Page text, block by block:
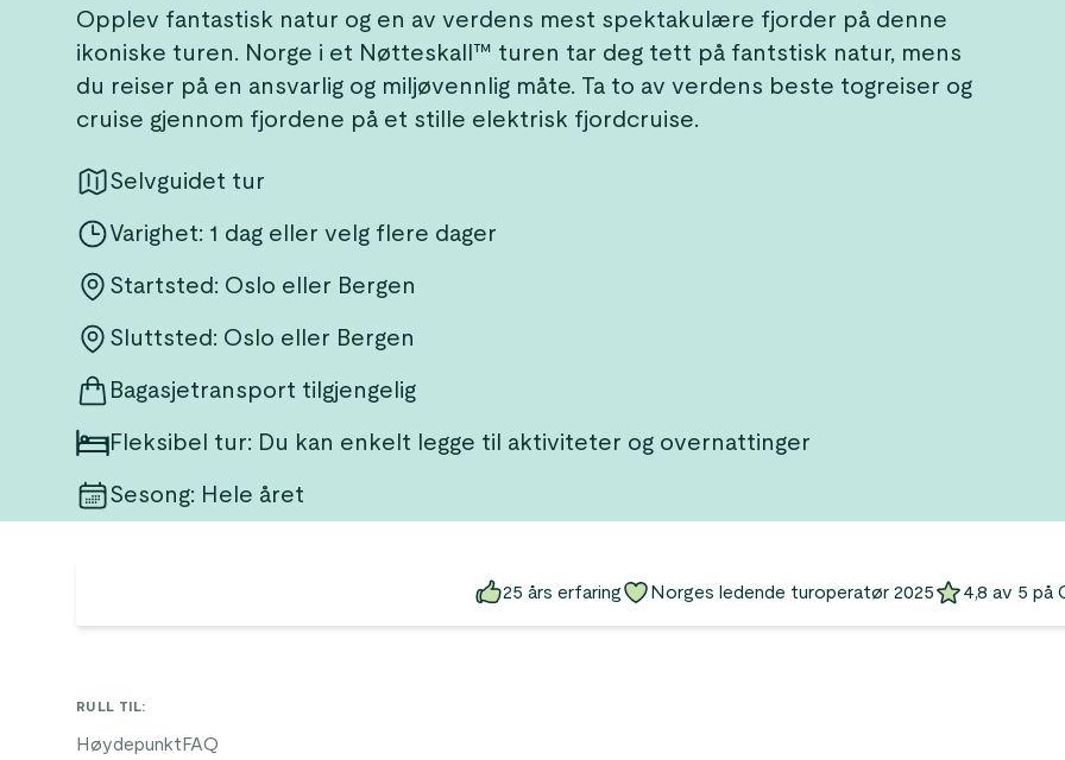
Opplev fantastisk natur og en av verdens mest spektakulære fjorder på denne
ikoniske turen. Norge i et Nøtteskall™ turen tar deg tett på fantstisk natur, mens
du reiser på en ansvarlig og miljøvennlig måte. Ta to av verdens beste togreiser og
cruise gjennom fjordene på et stille elektrisk fjordcruise.
Selvguidet tur
Varighet: 1 dag eller velg flere dager
Startsted: Oslo eller Bergen
Sluttsted: Oslo eller Bergen
Bagasjetransport tilgjengelig
Fleksibel tur: Du kan enkelt legge til aktiviteter og overnattinger
Sesong: Hele året
25 års erfaring Norges ledende turoperatør 2025 4,8 av 5 på
RULL TIL:
Høydepunkt FAQ